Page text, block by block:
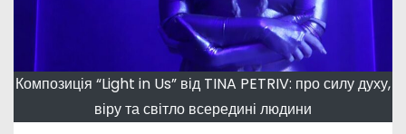
Композиція “Light in Us” від TINA PETRIV: про силу духу,
віру та світло всередині людини